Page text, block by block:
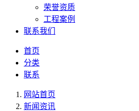
荣誉资质
工程案例
联系我们
首页
分类
联系
网站首页
新闻资讯